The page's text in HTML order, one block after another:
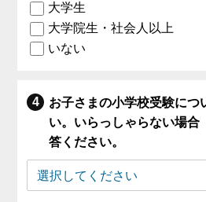
大学生
大学院生・社会人以上
いない
お子さまの小学校受験につ
い。いらっしゃらない場合
答ください。